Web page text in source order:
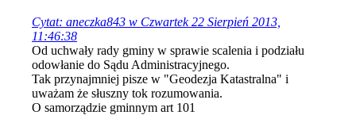
Cytat: aneczka843 w Czwartek 22 Sierpień 2013,
11:46:38
Od uchwały rady gminy w sprawie scalenia i podziału
odowłanie do Sądu Administracyjnego.
Tak przynajmniej pisze w "Geodezja Katastralna" i
uważam że słuszny tok rozumowania.
O samorządzie gminnym art 101